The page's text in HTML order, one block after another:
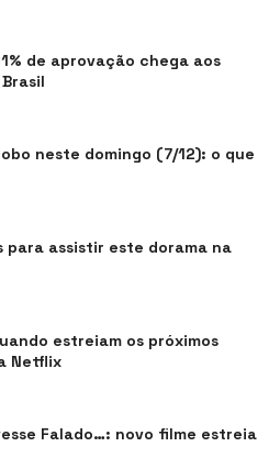
de aprovação chega aos
neste domingo (7/12): o que
para assistir este dorama na
estreiam os próximos
Netflix
Falado…: novo filme estreia